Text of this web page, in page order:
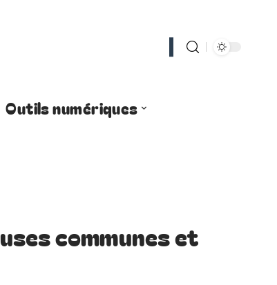
Outils numériques
communes et